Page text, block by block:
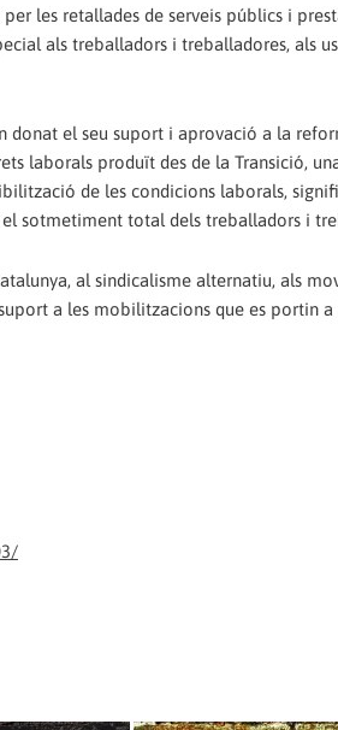
les retallades de serveis públics i
als treballadors i treballadores, als
donat el seu suport i aprovació a la
laborals produït des de la Transició,
de les condicions laborals,
sotmetiment total dels treballadors i
al sindicalisme alternatiu, als
a les mobilitzacions que es portin